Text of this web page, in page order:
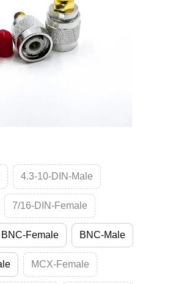
4.3-10-DIN-Male
7/16-DIN-Female
BNC-Female BNC-Male
MCX-Female